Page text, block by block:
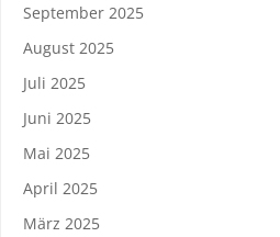
September 2025
August 2025
Juli 2025
Juni 2025
Mai 2025
April 2025
März 2025